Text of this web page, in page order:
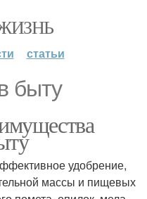
статьи
быту
удобрение,
массы и пищевых